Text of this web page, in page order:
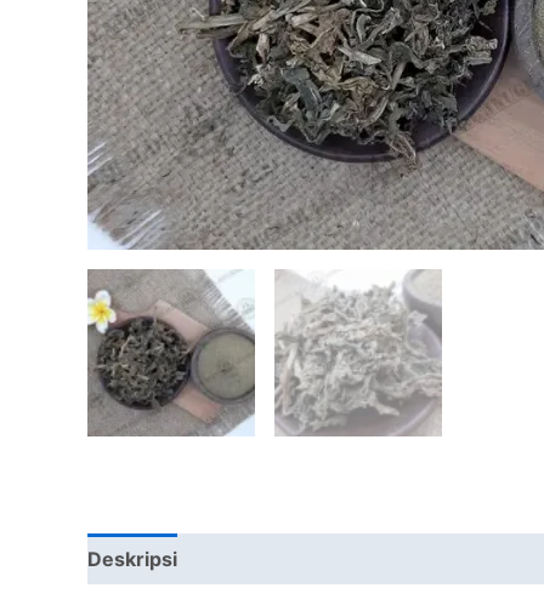
Deskripsi